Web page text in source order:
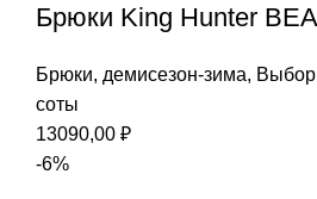
Брюки King Hunter
Брюки, демисезон-зима, Выбор
соты
13090,00 ₽
-6%